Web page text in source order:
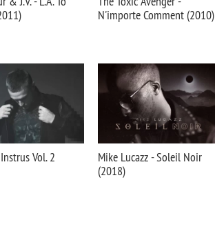
N'importe Comment (2010)
Vol. 2
Mike Lucazz - Soleil Noir
(2018)